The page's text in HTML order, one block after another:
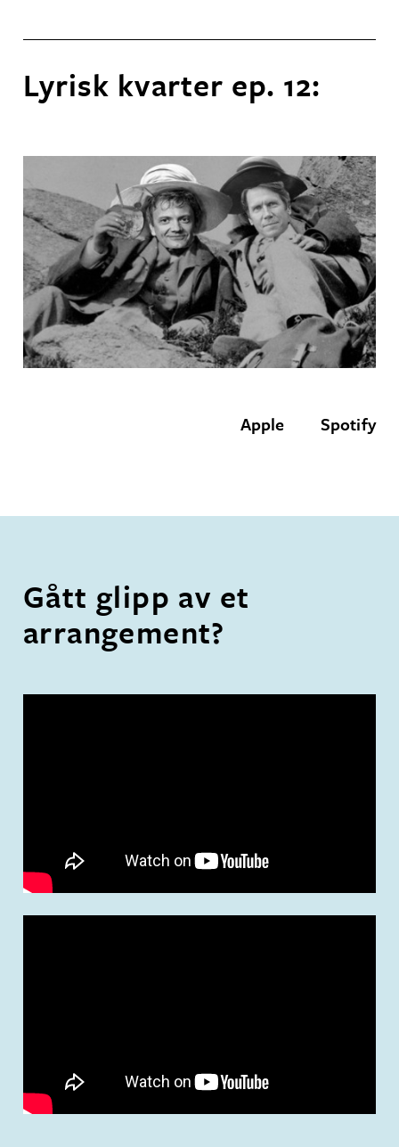
Lyrisk kvarter ep. 12:
Apple Spotify
Gått glipp av et
arrangement?